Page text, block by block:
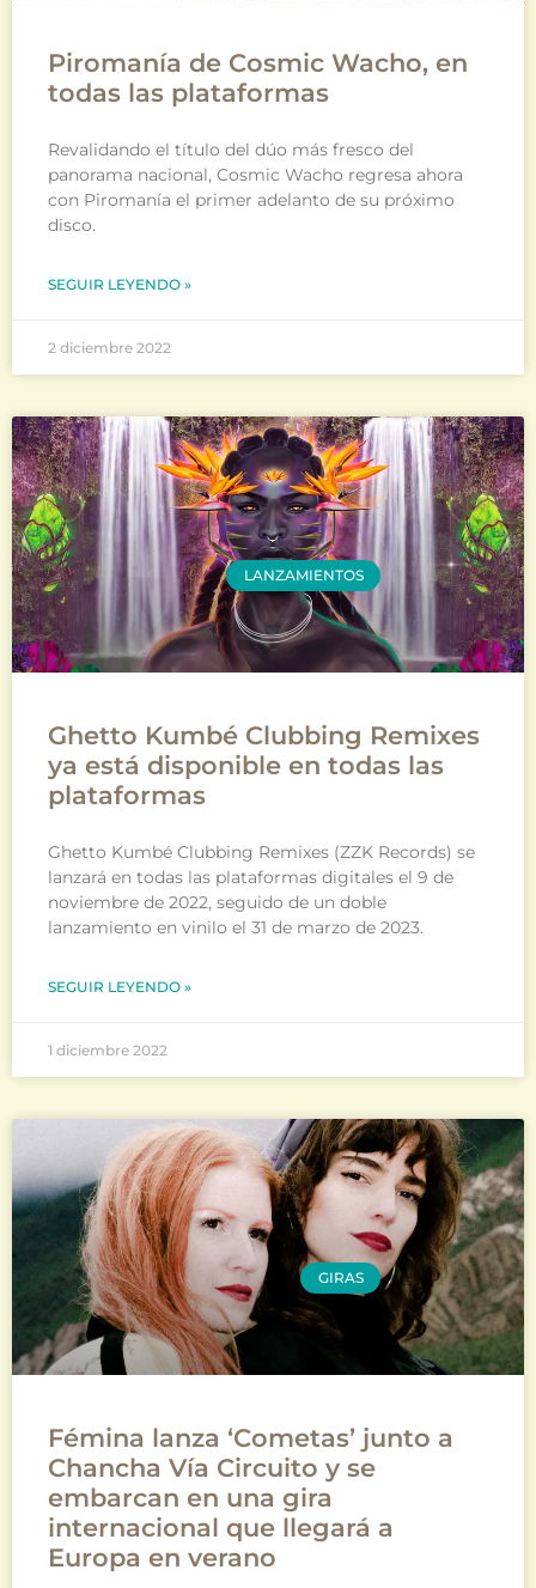
Piromanía de Cosmic Wacho, en
todas las plataformas
Revalidando el título del dúo más fresco del
panorama nacional, Cosmic Wacho regresa ahora
con Piromanía el primer adelanto de su próximo
disco.
SEGUIR LEYENDO »
2 diciembre 2022
LANZAMIENTOS
Ghetto Kumbé Clubbing Remixes
ya está disponible en todas las
plataformas
Ghetto Kumbé Clubbing Remixes (ZZK Records) se
lanzará en todas las plataformas digitales el 9 de
noviembre de 2022, seguido de un doble
lanzamiento en vinilo el 31 de marzo de 2023.
SEGUIR LEYENDO »
1 diciembre 2022
GIRAS
Fémina lanza ‘Cometas’ junto a
Chancha Vía Circuito y se
embarcan en una gira
internacional que llegará a
Europa en verano